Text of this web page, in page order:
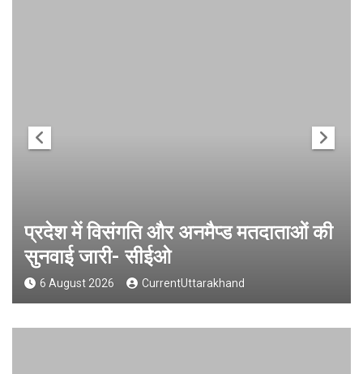
प्रदेश में विसंगति और अनमैप्ड मतदाताओं की
सुनवाई जारी- सीईओ
6 August 2026 CurrentUttarakhand